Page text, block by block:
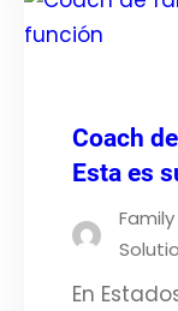
Coach
Esta es
En